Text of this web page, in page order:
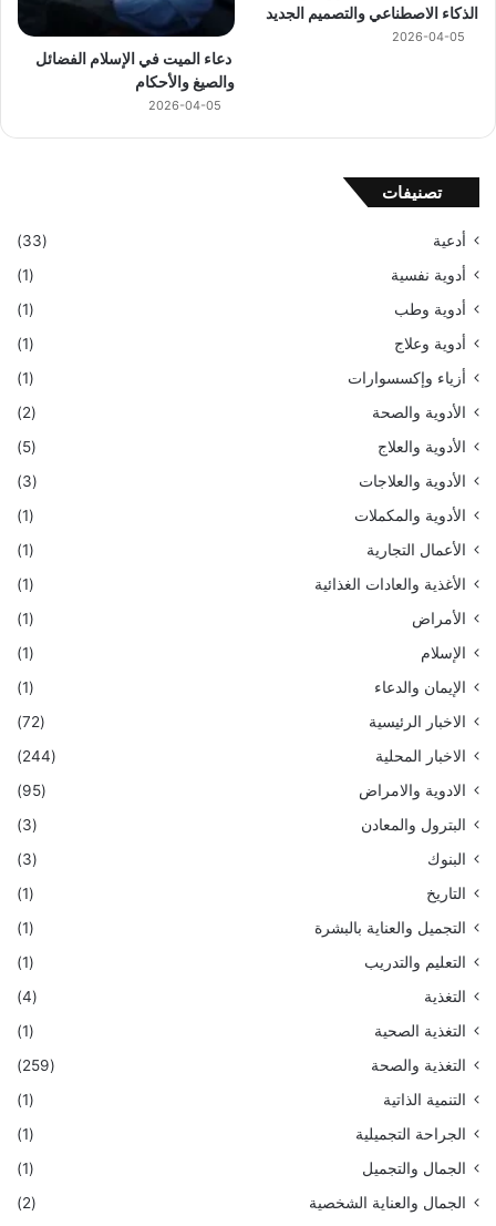
الذكاء الاصطناعي والتصميم الجديد
2026-04-05
دعاء الميت في الإسلام الفضائل
والصيغ والأحكام
2026-04-05
تصنيفات
أدعية
(33)
أدوية نفسية
(1)
أدوية وطب
(1)
أدوية وعلاج
(1)
أزياء وإكسسوارات
(1)
الأدوية والصحة
(2)
الأدوية والعلاج
(5)
الأدوية والعلاجات
(3)
الأدوية والمكملات
(1)
الأعمال التجارية
(1)
الأغذية والعادات الغذائية
(1)
الأمراض
(1)
الإسلام
(1)
الإيمان والدعاء
(1)
الاخبار الرئيسية
(72)
الاخبار المحلية
(244)
الادوية والامراض
(95)
البترول والمعادن
(3)
البنوك
(3)
التاريخ
(1)
التجميل والعناية بالبشرة
(1)
التعليم والتدريب
(1)
التغذية
(4)
التغذية الصحية
(1)
التغذية والصحة
(259)
التنمية الذاتية
(1)
الجراحة التجميلية
(1)
الجمال والتجميل
(1)
الجمال والعناية الشخصية
(2)